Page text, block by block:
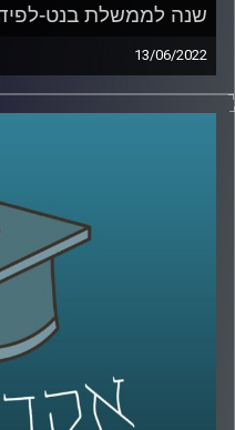
שנה לממשלת בנט-
13/06/2022
נפתלי בנט עם יאיר לפיד
מרצה בכיר בבית הספר
הפלונטר הפוליטי בוא
לשיחה על הסיבות שבגללן